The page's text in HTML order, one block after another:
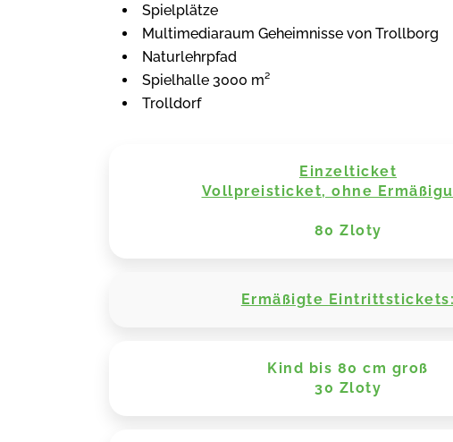
Spielplätze
Multimediaraum Geheimnisse von Trollborg
Naturlehrpfad
Spielhalle 3000 m²
Trolldorf
Einzelticket
Vollpreisticket, ohne
80 Zloty
Ermäßigte Eintrittstickets:
Kind bis 80 cm groß
30 Zloty